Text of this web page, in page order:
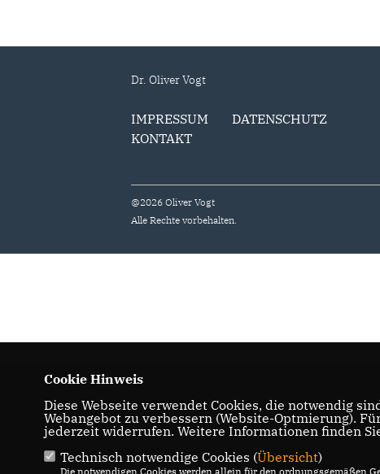
Dr. Oliver Vogt
IMPRESSUM
DATENSCHUTZ
KONTAKT
@2026 Oliver Vogt
Alle Rechte vorbehalten.
Cookie Hinweis
Diese Webseite verwendet Cookies, die notwendig
Webangebot zu verbessern (Website-Optmierung).
jederzeit widerrufen. Weitere Informationen finden
Technisch notwendige Cookies (Übersicht)
Die notwendigen Cookies werden allein für den ordnungsgemäßen